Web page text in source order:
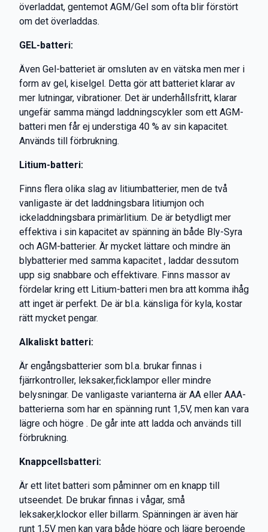
överladdat, gentemot AGM/Gel som ofta blir förstört
om det överladdas.
GEL-batteri:
Även Gel-batteriet är omsluten av en vätska men mer i
form av gel, kiselgel. Detta gör att batteriet klarar av
mer lutningar, vibrationer. Det är underhållsfritt, klarar
ungefär samma mängd laddningscykler som ett AGM-
batteri men får ej understiga 40 % av sin kapacitet.
Används till förbrukning.
Litium-batteri:
Finns flera olika slag av litiumbatterier, men de två
vanligaste är det laddningsbara litiumjon och
ickeladdningsbara primärlitium. De är betydligt mer
effektiva i sin kapacitet av spänning än både Bly-Syra
och AGM-batterier. Är mycket lättare och mindre än
blybatterier med samma kapacitet , laddar dessutom
upp sig snabbare och effektivare. Finns massor av
fördelar kring ett Litium-batteri men bra att komma ihåg
att inget är perfekt. De är bl.a. känsliga för kyla, kostar
rätt mycket pengar.
Alkaliskt batteri:
Är engångsbatterier som bl.a. brukar finnas i
fjärrkontroller, leksaker,ficklampor eller mindre
belysningar. De vanligaste varianterna är AA eller AAA-
batterierna som har en spänning runt 1,5V, men kan vara
lägre och högre . De går inte att ladda och används till
förbrukning.
Knappcellsbatteri:
Är ett litet batteri som påminner om en knapp till
utseendet. De brukar finnas i vågar, små
leksaker,klockor eller billarm. Spänningen är även här
runt 1,5V men kan vara både högre och lägre beroende